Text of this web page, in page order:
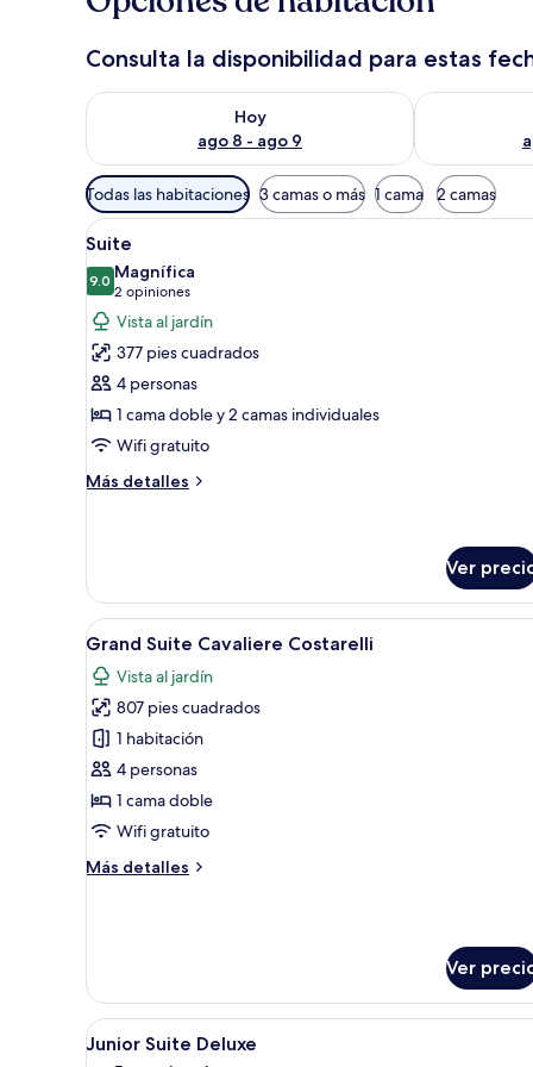
Consulta la disponibilidad para estas
Hoy
ago 8 - ago 9
Consulta la disponibilidad para hoy ago 8 - ago 9
Consulta la
Filtros
disponibles
para
las
habitaciones
Todas las habitaciones 3 camas o más 1 cama 2 camas
Abrir
todas
las
fotos
de
Suite
Una sala de estar con un
4
Suite
9.09.0 de 10
Magnífica
2 opiniones
(2
opiniones)
Vista al jardín
377 pies cuadrados
4 personas
1 cama doble y 2 camas individuales
Wifi gratuito
Más detalles
Más
Ver
Abrir
todas
las
fotos
de
Grand
Suite
Cavaliere
Costarelli
Una terraza de madera con
8
Grand Suite Cavaliere Costarelli
Vista al jardín
807 pies cuadrados
1 habitación
4 personas
1 cama doble
Wifi gratuito
Más detalles
Más
Costarelli
Ver
Abrir
todas
Un cuarto de spa con una
4
Junior Suite Deluxe